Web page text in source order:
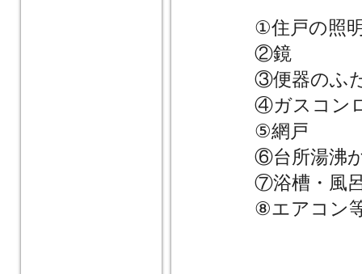
①住戸の照明
②鏡
③便器のふ
④ガスコンロ
⑤網戸
⑥台所湯沸
⑦浴槽・風呂
⑧エアコン